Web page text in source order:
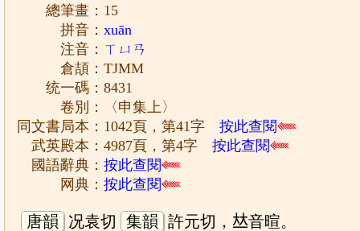
總筆畫：15
拼音：xuān
注音： ㄒㄩㄢ
倉頡：TJMM
统一碼：8431
卷別：〈申集上〉
同文書局本：1042頁，第41字按此查閱
武英殿本：4987頁，第4字按此查閱
國語辭典：按此查閱
网典：按此查閱
唐韻 况袁切 集韻 許元切，𠀤音暄。